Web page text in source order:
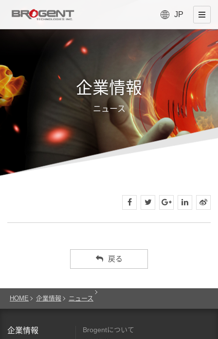
JP
企業情報
ニュース
戻る
HOME 企業情報 ニュース
企業情報
Brogentについて